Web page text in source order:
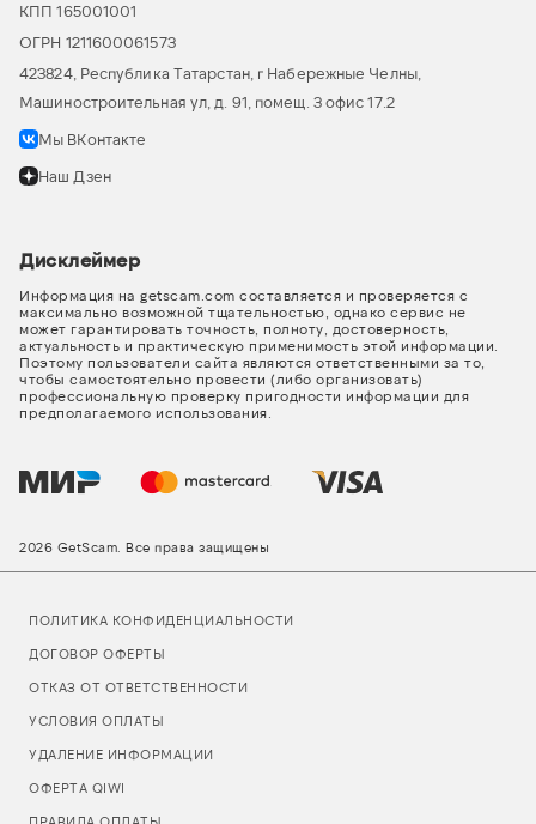
КПП 165001001
ОГРН 1211600061573
423824, Республика Татарстан, г Набережные Челны,
Машиностроительная ул, д. 91, помещ. 3 офис 17.2
Мы ВКонтакте
Наш Дзен
Дисклеймер
Информация на getscam.com составляется и проверяется с
максимально возможной тщательностью, однако сервис не
может гарантировать точность, полноту, достоверность,
актуальность и практическую применимость этой информации.
Поэтому пользователи сайта являются ответственными за то,
чтобы самостоятельно провести (либо организовать)
профессиональную проверку пригодности информации для
предполагаемого использования.
2026 GetScam. Все права защищены
ПОЛИТИКА КОНФИДЕНЦИАЛЬНОСТИ
ДОГОВОР ОФЕРТЫ
ОТКАЗ ОТ ОТВЕТСТВЕННОСТИ
УСЛОВИЯ ОПЛАТЫ
УДАЛЕНИЕ ИНФОРМАЦИИ
ОФЕРТА QIWI